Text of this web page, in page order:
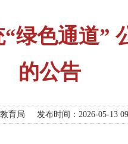
绿色通道”
的公告
育局 发布时间：2026-05-13